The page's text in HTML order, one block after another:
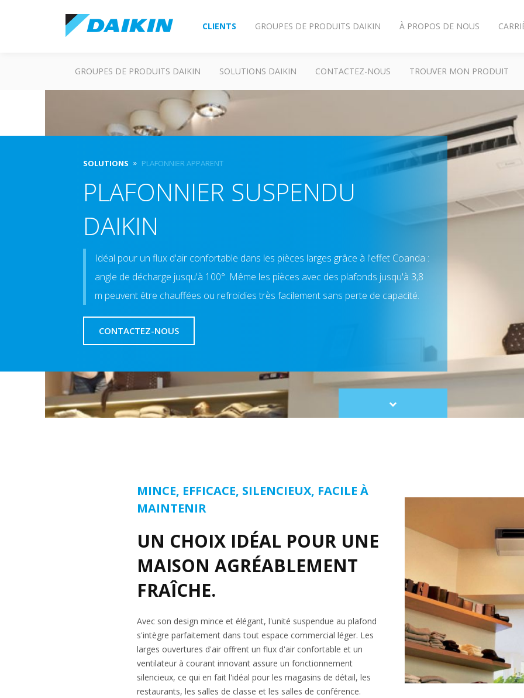
CLIENTS GROUPES DE PRODUITS DAIKIN À PROPOS DE NOUS
GROUPES DE PRODUITS DAIKIN SOLUTIONS DAIKIN CONTACTEZ-NOUS TROUVER MON PRODUIT
SOLUTIONS PLAFONNIER APPARENT
PLAFONNIER SUSPENDU
DAIKIN
Idéal pour un flux d'air confortable dans les pièces larges grâce à l'effet Coanda :
angle de décharge jusqu'à 100°. Même les pièces avec des plafonds jusqu'à 3,8
m peuvent être chauffées ou refroidies très facilement sans perte de capacité.
CONTACTEZ-NOUS
Scroll
to
MINCE, EFFICACE, SILENCIEUX, FACILE À
MAINTENIR
UN CHOIX IDÉAL POUR UNE
MAISON AGRÉABLEMENT
FRAÎCHE.
Avec son design mince et élégant, l'unité suspendue au plafond
s'intègre parfaitement dans tout espace commercial léger. Les
larges ouvertures d'air offrent un flux d'air confortable et un
ventilateur à courant innovant assure un fonctionnement
silencieux, ce qui en fait l'idéal pour les magasins de détail, les
restaurants, les salles de classe et les salles de conférence.